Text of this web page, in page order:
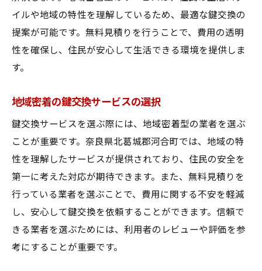
イルや地域の特性を理解しているため、最適な鍵交換の
提案が可能です。無料見積りを行うことで、費用の透明
性を確保し、住民が安心して生活できる環境を提供しま
す。
地域密着の鍵交換サービスの選択
鍵交換サービスを選ぶ際には、地域密着型の業者を選ぶ
ことが重要です。奈良県北葛城郡河合町では、地域の特
性を理解したサービスが提供されており、住民の安全を
第一に考えた対応が期待できます。また、無料見積りを
行っている業者を選ぶことで、費用に関する不安を軽減
し、安心して鍵交換を依頼することができます。信頼で
きる業者を選ぶためには、利用者のレビューや評価を参
考にすることが重要です。